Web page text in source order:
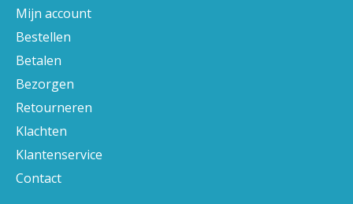
Mijn account
Bestellen
Betalen
Bezorgen
Retourneren
Klachten
Klantenservice
Contact